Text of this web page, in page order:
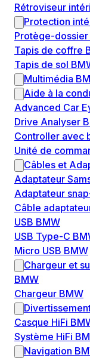
Rétroviseur
Protection
Protège-dossier
Tapis de coffre
Tapis de sol
Multimédia
Aide à la
Advanced Car
Drive Analyser
Controller avec
Unité de
Câbles et
Adaptateur
Adaptateur
Câble
USB BMW
USB Type-C
Micro USB BMW
Chargeur et
BMW
Chargeur BMW
Casque HiFi
Système HiFi
Navigation